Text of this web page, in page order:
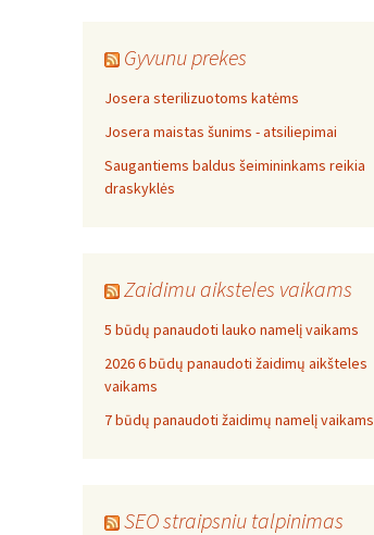
Gyvunu prekes
Josera sterilizuotoms katėms
Josera maistas šunims - atsiliepimai
Saugantiems baldus šeimininkams reikia
draskyklės
Zaidimu aiksteles vaikams
5 būdų panaudoti lauko namelį vaikams
2026 6 būdų panaudoti žaidimų aikšteles
vaikams
7 būdų panaudoti žaidimų namelį vaikams
SEO straipsniu talpinimas